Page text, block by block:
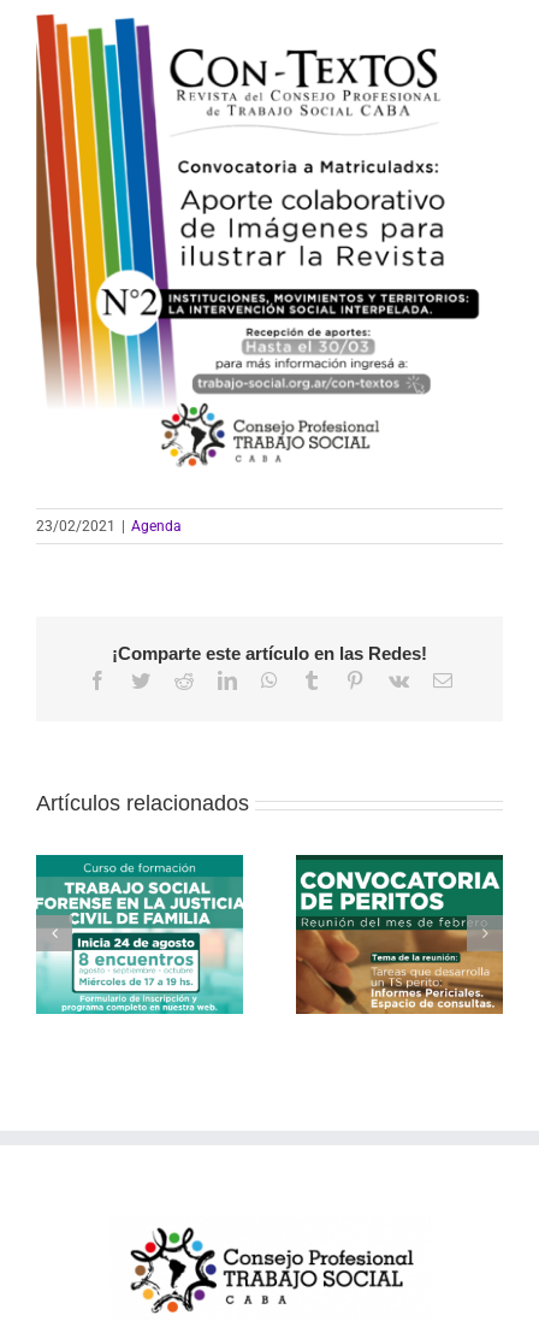
23/02/2021 Agenda
¡Comparte este artículo en las Redes!
Facebook
TwitterRedditLinkedInWhatsApp
Tumblr Pinterest
Vk
Correo
Artículos relacionados
CONVOCATORIA
DE PERITOS
Primeras Jornadas
Metropolitanas de
Trabajo Social